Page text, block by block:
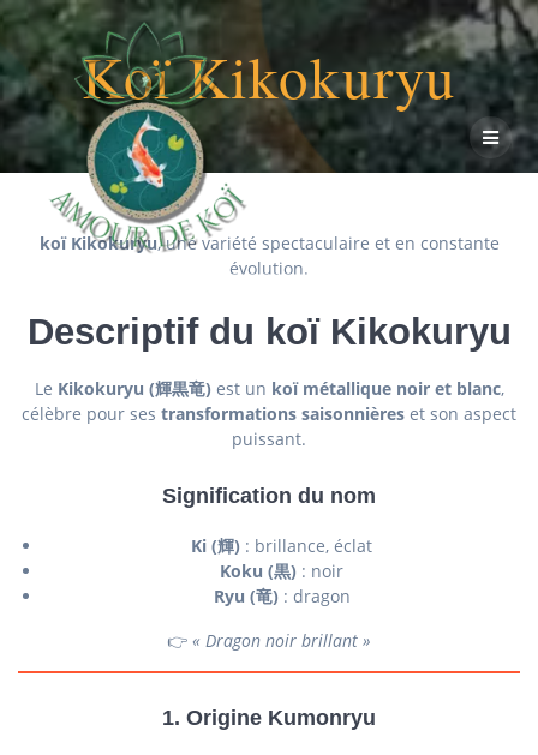
contenu
Koï Kikokuryu
koï Kikokuryu, une variété spectaculaire et en constante
évolution.
Descriptif du koï Kikokuryu
Le Kikokuryu (輝黒竜) est un koï métallique noir et blanc,
célèbre pour ses transformations saisonnières et son aspect
puissant.
Signification du nom
Ki (輝) : brillance, éclat
Koku (黒) : noir
Ryu (竜) : dragon
👉 « Dragon noir brillant »
1. Origine Kumonryu